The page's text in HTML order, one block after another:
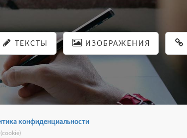
ТЕКСТЫ ИЗОБРАЖЕНИЯ
конфиденциальности